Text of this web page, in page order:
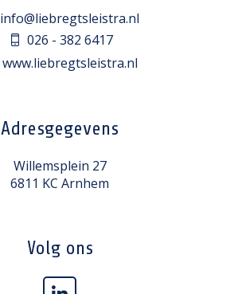
info@liebregtsleistra.nl
026 - 382 6417
www.liebregtsleistra.nl
Adresgegevens
Willemsplein 27
6811 KC Arnhem
Volg ons